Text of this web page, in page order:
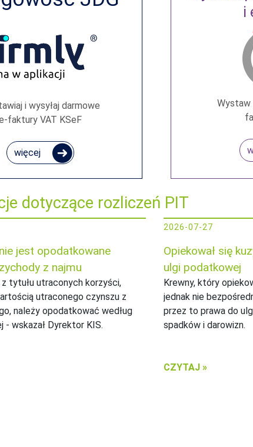
i wysyłaj darmowe
VAT KSeF
więcej
i
Wystaw
dotyczące rozliczeń PIT
jest opodatkowane
z najmu
tytułu utraconych korzyści,
utraconego czynszu z
należy opodatkować według
- wskazał Dyrektor KIS.
2026-07-27
Opiekował się
ulgi podatkowej
Krewny, który
jednak nie
przez to prawa do
spadków i darowizn.
CZYTAJ »